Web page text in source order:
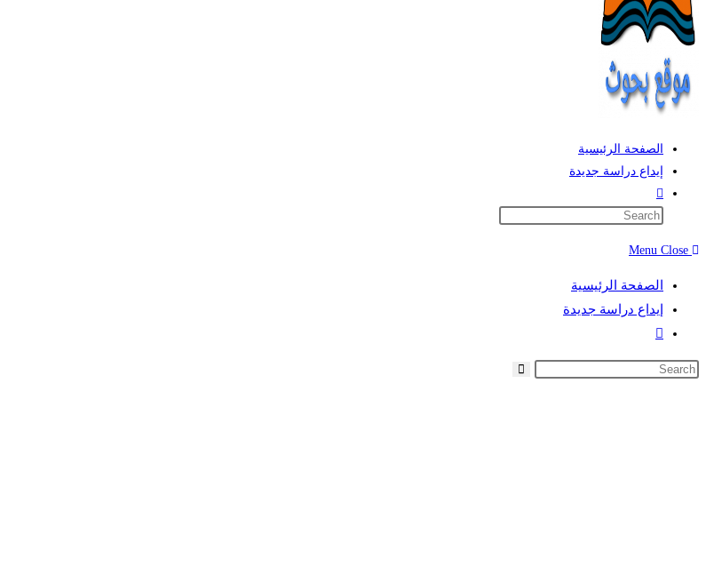
الصفحة الرئيسية
إيداع دراسة جديدة
Toggle
website
Menu Close
الصفحة الرئيسية
إيداع دراسة جديدة
Toggle
search